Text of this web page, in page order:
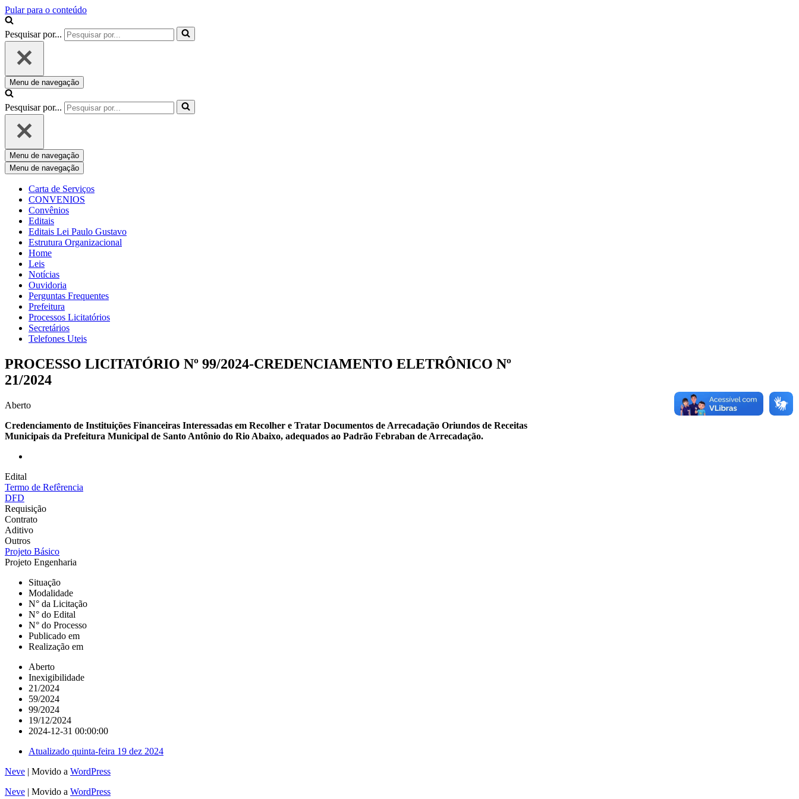
Pular para o conteúdo
Pesquisar por...
Menu de navegação
Pesquisar por...
Menu de navegação
Menu de navegação
Carta de Serviços
CONVENIOS
Convênios
Editais
Editais Lei Paulo Gustavo
Estrutura Organizacional
Home
Leis
Notícias
Ouvidoria
Perguntas Frequentes
Prefeitura
Processos Licitatórios
Secretários
Telefones Uteis
PROCESSO LICITATÓRIO Nº 99/2024-CREDENCIAMENTO ELETRÔNICO Nº
21/2024
Aberto
Credenciamento de Instituições Financeiras Interessadas em Recolher e Tratar Documentos de Arrecadação Oriundos de Receitas
Municipais da Prefeitura Municipal de Santo Antônio do Rio Abaixo, adequados ao Padrão Febraban de Arrecadação.
Edital
Termo de Refêrencia
DFD
Requisição
Contrato
Aditivo
Outros
Projeto Básico
Projeto Engenharia
Situação
Modalidade
N° da Licitação
N° do Edital
N° do Processo
Publicado em
Realização em
Aberto
Inexigibilidade
21/2024
59/2024
99/2024
19/12/2024
2024-12-31 00:00:00
Atualizado quinta-feira 19 dez 2024
Neve | Movido a WordPress
Neve | Movido a WordPress